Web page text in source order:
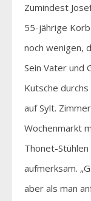
Zumindest
55-jährige
noch wenigen,
Sein Vater und
Kutsche
auf Sylt.
Wochenmarkt
Thonet-
aufmerksam.
aber als man